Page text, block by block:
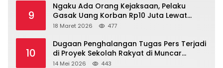
9
Ngaku Ada Orang Kejaksaan, Pelaku
Gasak Uang Korban Rp10 Juta Lewat
Modus Tender Mobil
18 Maret 2026 477
10
Dugaan Penghalangan Tugas Pers Terjadi
di Proyek Sekolah Rakyat di Muncar
Banyuwangi
14 Mei 2026 443